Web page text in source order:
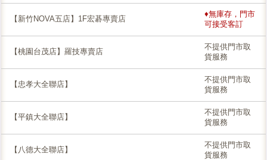
【新竹NOVA五店】1F宏碁專賣店
♦無庫存，門市
可接受客訂
【桃園台茂店】羅技專賣店
不提供門市取
貨服務
【忠孝大全聯店】
不提供門市取
貨服務
【平鎮大全聯店】
不提供門市取
貨服務
【八德大全聯店】
不提供門市取
貨服務